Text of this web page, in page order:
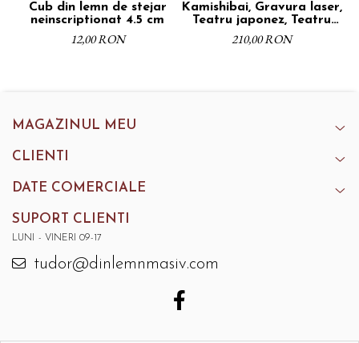
Cub din lemn de stejar
neinscriptionat 4.5 cm
12,00 RON
Kamishibai, Gravura laser,
Teatru japonez, Teatru
narativ, Placaj,
Dimensiune A4, Finisaj
210,00 RON
MAGAZINUL MEU
CLIENTI
DATE COMERCIALE
SUPORT CLIENTI
LUNI - VINERI 09-17
tudor@dinlemnmasiv.com